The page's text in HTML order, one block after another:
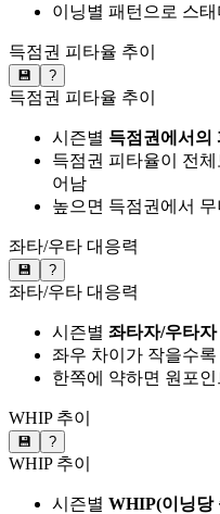
이닝별 패턴으로 스
득점권 피타율 추이
💾 ?
득점권 피타율 추이
시즌별 득점권에서의
득점권 피타율이 전
어남
높으면 득점권에서
좌타/우타 대응력
💾 ?
좌타/우타 대응력
시즌별 좌타자/우타자
좌우 차이가 작을수
한쪽에 약하면 원포
WHIP 추이
💾 ?
WHIP 추이
시즌별 WHIP(이닝당